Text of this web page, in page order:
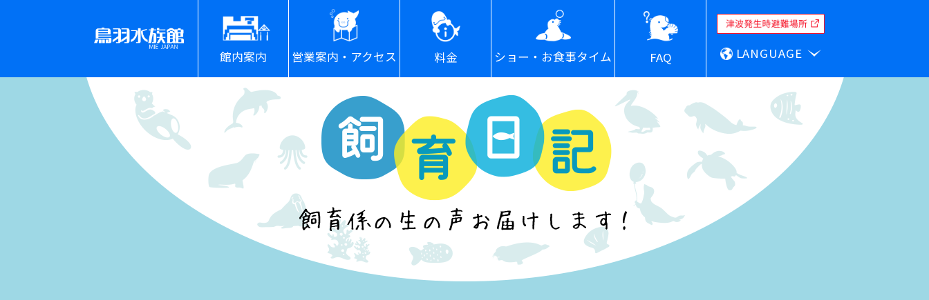
館内案内 営業案内・アクセス 料金 ショー・お食事タイム FAQ LANGUAGE